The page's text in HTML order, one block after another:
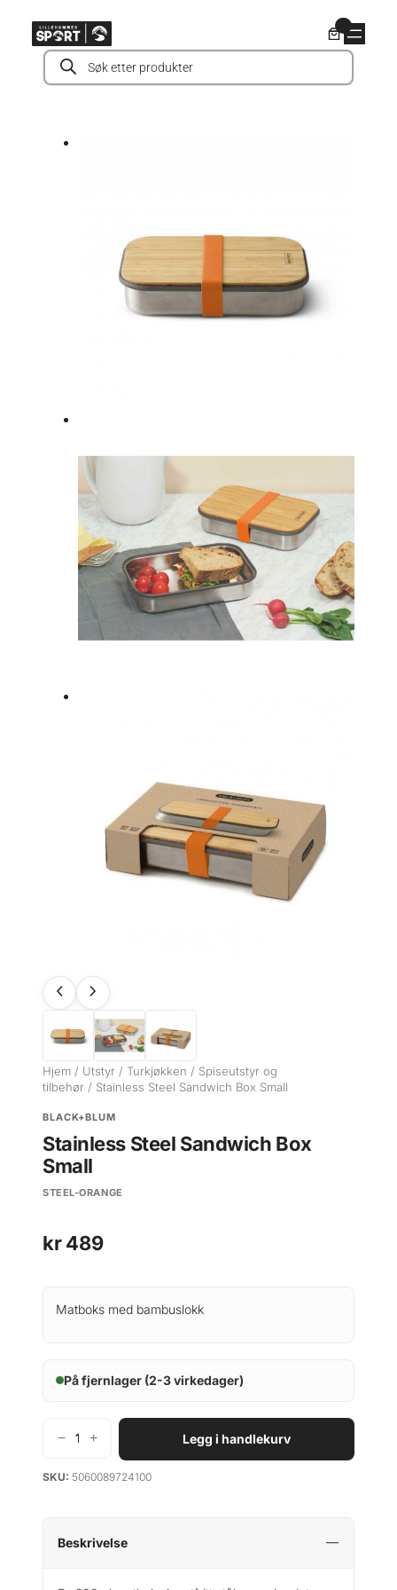
innholdProducts
search
Hjem / Utstyr / Turkjøkken / Spiseutstyr og
tilbehør / Stainless Steel Sandwich Box Small
BLACK+BLUM
Stainless Steel Sandwich Box
Small
STEEL-ORANGE
kr489
Matboks med bambuslokk
På fjernlager (2-3 virkedager)
a
− + Legg i handlekurv
SKU: 5060089724100
Beskrivelse